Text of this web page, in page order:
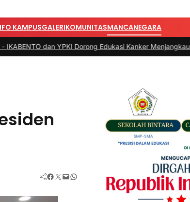
KAMPUSGALERIKOMUNITASMANCANEGARA
YPKI Dorong Edukasi Kanker Menjangkau Warga Depok
Facebook Twitter Mail WhatsApp